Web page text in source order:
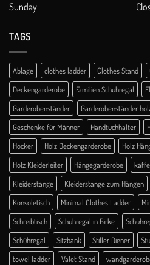
Sunday
TAGS
Ablage clothes ladder Clothes Stand
Deckengarderobe
Familien Schuhregal
Garderobenständer
Garderobenständer
Geschenke für Männer
Handtuchhalter
Hocker
Holz Deckengarderobe Holz
Holz Kleiderleiter
Hängegarderobe
Kleiderstange
Kleiderstange zum Hängen
Konsoletisch
Minimal Clothes Ladder
Schreibtisch
Schuhregal in Birke
Schühregal
Sitzbank Stiller Diener
towel ladder
Valet Stand